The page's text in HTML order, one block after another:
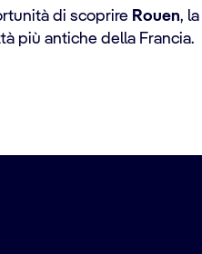
di scoprire Rouen,
più antiche della Francia.